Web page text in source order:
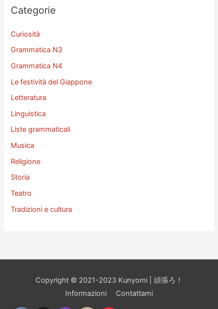
a
Categorie
Curiosità
Grammatica N3
Grammatica N4
Le festività del Giappone
Letteratura
Linguistica
Liste grammaticali
Musica
Religione
Storia
Teatro
Tradizioni e cultura
Copyright © 2021-2023 Kunyomi | 頑張ろ！
Informazioni
Contattami